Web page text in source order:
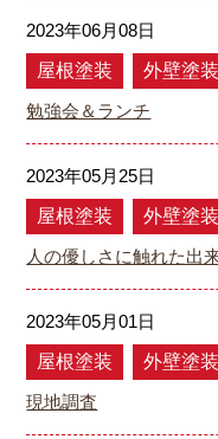
2023年06月08日
屋根塗装
外壁塗装
勉強会＆ランチ
2023年05月25日
屋根塗装
外壁塗装
人の優しさに触れた出
2023年05月01日
屋根塗装
外壁塗装
現地調査